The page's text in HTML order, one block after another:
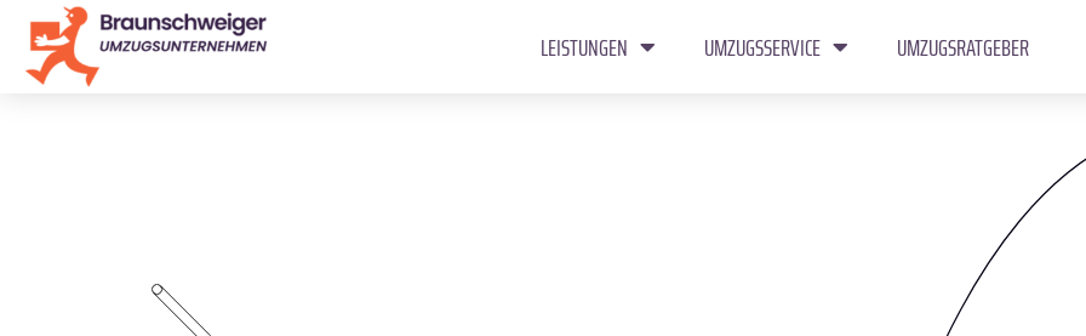
LEISTUNGEN UMZUGSSERVICE UMZUGSRATGEBER